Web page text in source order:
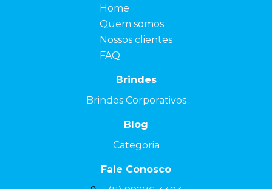
Home
Quem somos
Nossos clientes
FAQ
Brindes
Brindes Corporativos
Blog
Categoria
Fale Conosco